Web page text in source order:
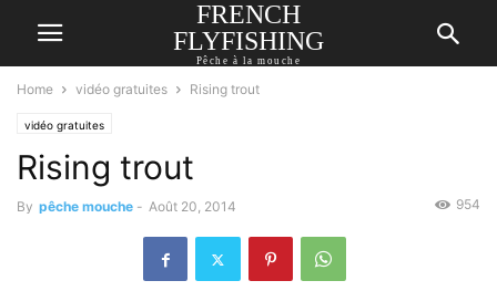
FRENCH
FLYFISHING
Pêche à la mouche
Home vidéo gratuites Rising trout
vidéo gratuites
Rising trout
By pêche mouche - Août 20, 2014 954